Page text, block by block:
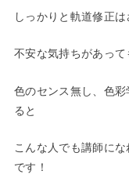
しっかりと軌道修正は
不安な気持ちがあって
色のセンス無し、色
ると
こんな人でも講師に
です！